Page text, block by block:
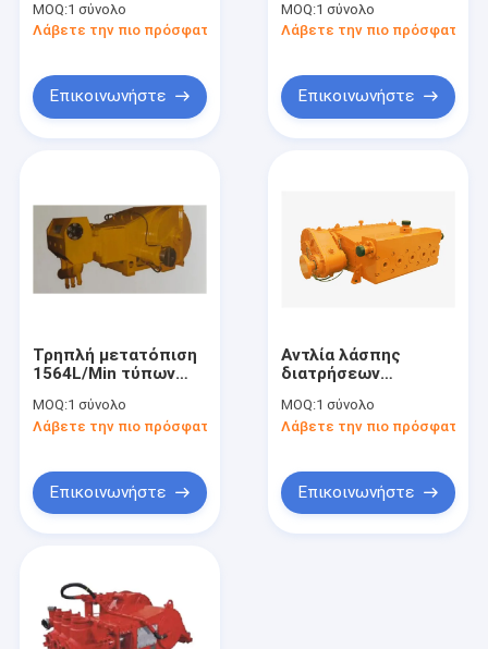
MOQ:1 σύνολο
Λάβετε την πιο πρόσφατη τιμή
Επικοινωνήστε
MOQ:1 σύνολο
Λάβετε την πιο πρόσφατη
Επικοινωνήστε
Τρηπλή μετατόπιση
1564L/Min τύπων
λάσπης διατρήσεων
δυτών
MOQ:1 σύνολο
Λάβετε την πιο πρόσφατη τιμή
Επικοινωνήστε
Αντλία λάσπης
διατρήσεων
4 1/2» δύτης
MOQ:1 σύνολο
Λάβετε την πιο πρόσφατη
Επικοινωνήστε